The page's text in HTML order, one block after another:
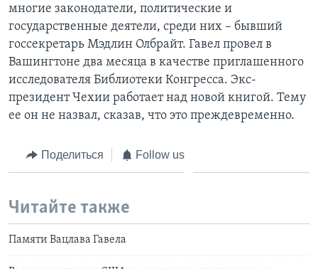
многие законодатели, политические и
государственные деятели, среди них – бывший
госсекретарь Мэдлин Олбрайт. Гавел провел в
Вашингтоне два месяца в качестве приглашенного
исследователя Библиотеки Конгресса. Экс-
президент Чехии работает над новой книгой. Тему
ее он не назвал, сказав, что это преждевременно.
Поделиться Follow us
Читайте также
Памяти Вацлава Гавела